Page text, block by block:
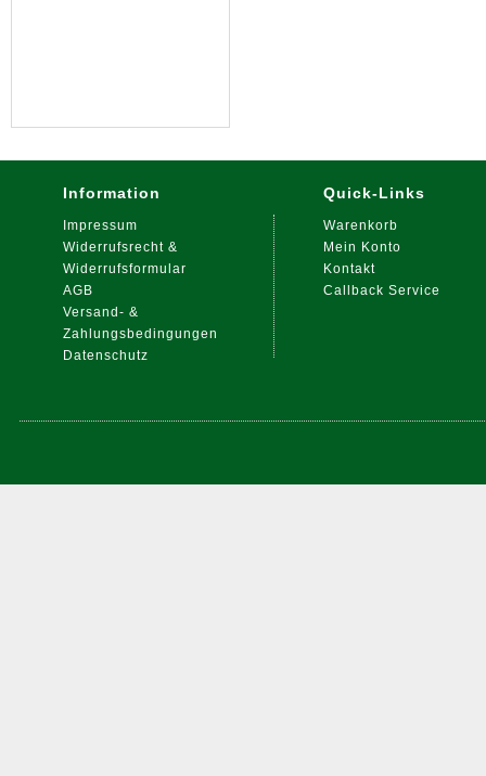
Information
Impressum
Widerrufsrecht &
Widerrufsformular
AGB
Versand- &
Zahlungsbedingungen
Datenschutz
Quick-Links
Warenkorb
Mein Konto
Kontakt
Callback Service